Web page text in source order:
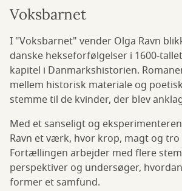
Voksbarnet
I "Voksbarnet" vender Olga Ravn
danske hekseforfølgelser i 1600-
kapitel i Danmarkshistorien.
mellem historisk materiale og
stemme til de kvinder, der blev
Med et sanseligt og
Ravn et værk, hvor krop, magt og
Fortællingen arbejder med flere
perspektiver og undersøger,
former et samfund.